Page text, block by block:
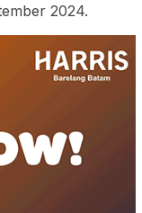
2024.